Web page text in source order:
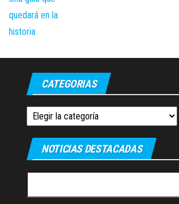
CATEGORIAS
Categorias
NOTICIAS DESTACADAS